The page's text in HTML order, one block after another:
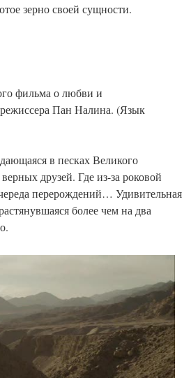
зерно своей сущности.
фильма о любви и
Пан Налина. (Язык
в песках Великого
друзей. Где из-за роковой
перерождений… Удивительная
более чем на два